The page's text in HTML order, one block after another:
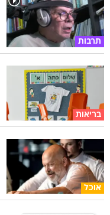
תרבות
בריאות
אוכל